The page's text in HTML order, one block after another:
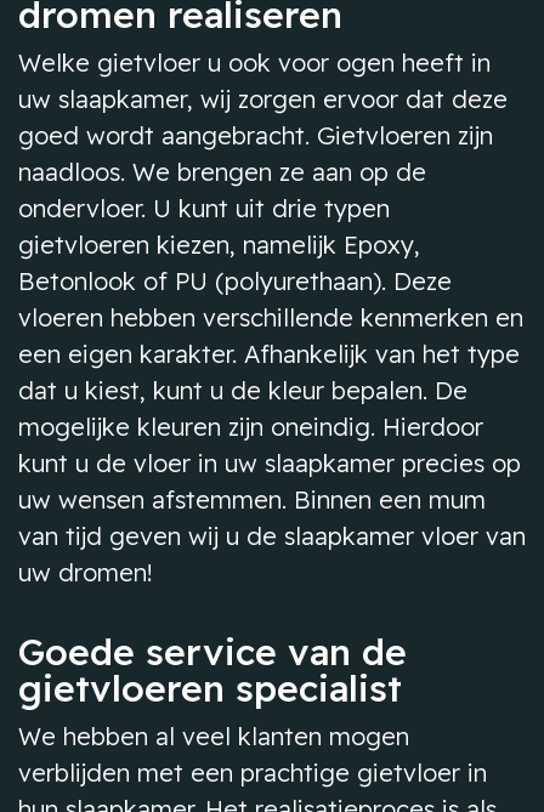
dromen realiseren
Welke gietvloer u ook voor ogen heeft in
uw slaapkamer, wij zorgen ervoor dat deze
goed wordt aangebracht. Gietvloeren zijn
naadloos. We brengen ze aan op de
ondervloer. U kunt uit drie typen
gietvloeren kiezen, namelijk Epoxy,
Betonlook of PU (polyurethaan). Deze
vloeren hebben verschillende kenmerken en
een eigen karakter. Afhankelijk van het type
dat u kiest, kunt u de kleur bepalen. De
mogelijke kleuren zijn oneindig. Hierdoor
kunt u de vloer in uw slaapkamer precies op
uw wensen afstemmen. Binnen een mum
van tijd geven wij u de slaapkamer vloer van
uw dromen!
Goede service van de
gietvloeren specialist
We hebben al veel klanten mogen
verblijden met een prachtige gietvloer in